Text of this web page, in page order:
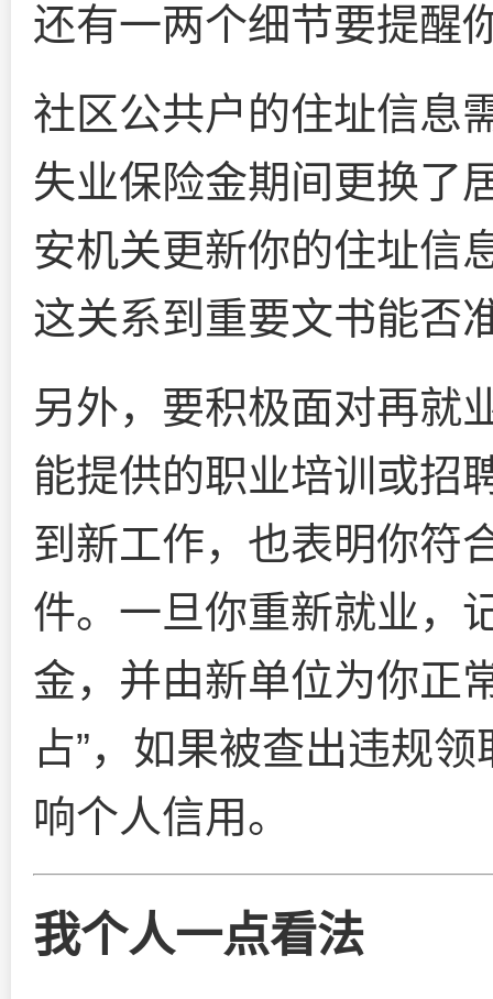
还有一两个细节要提醒
社区公共户的住址信息
失业保险金期间更换了
安机关更新你的住址信
这关系到重要文书能否
另外，要积极面对再就
能提供的职业培训或招
到新工作，也表明你符
件。一旦你重新就业，
金，并由新单位为你正
占”，如果被查出违规
响个人信用。
我个人一点看法